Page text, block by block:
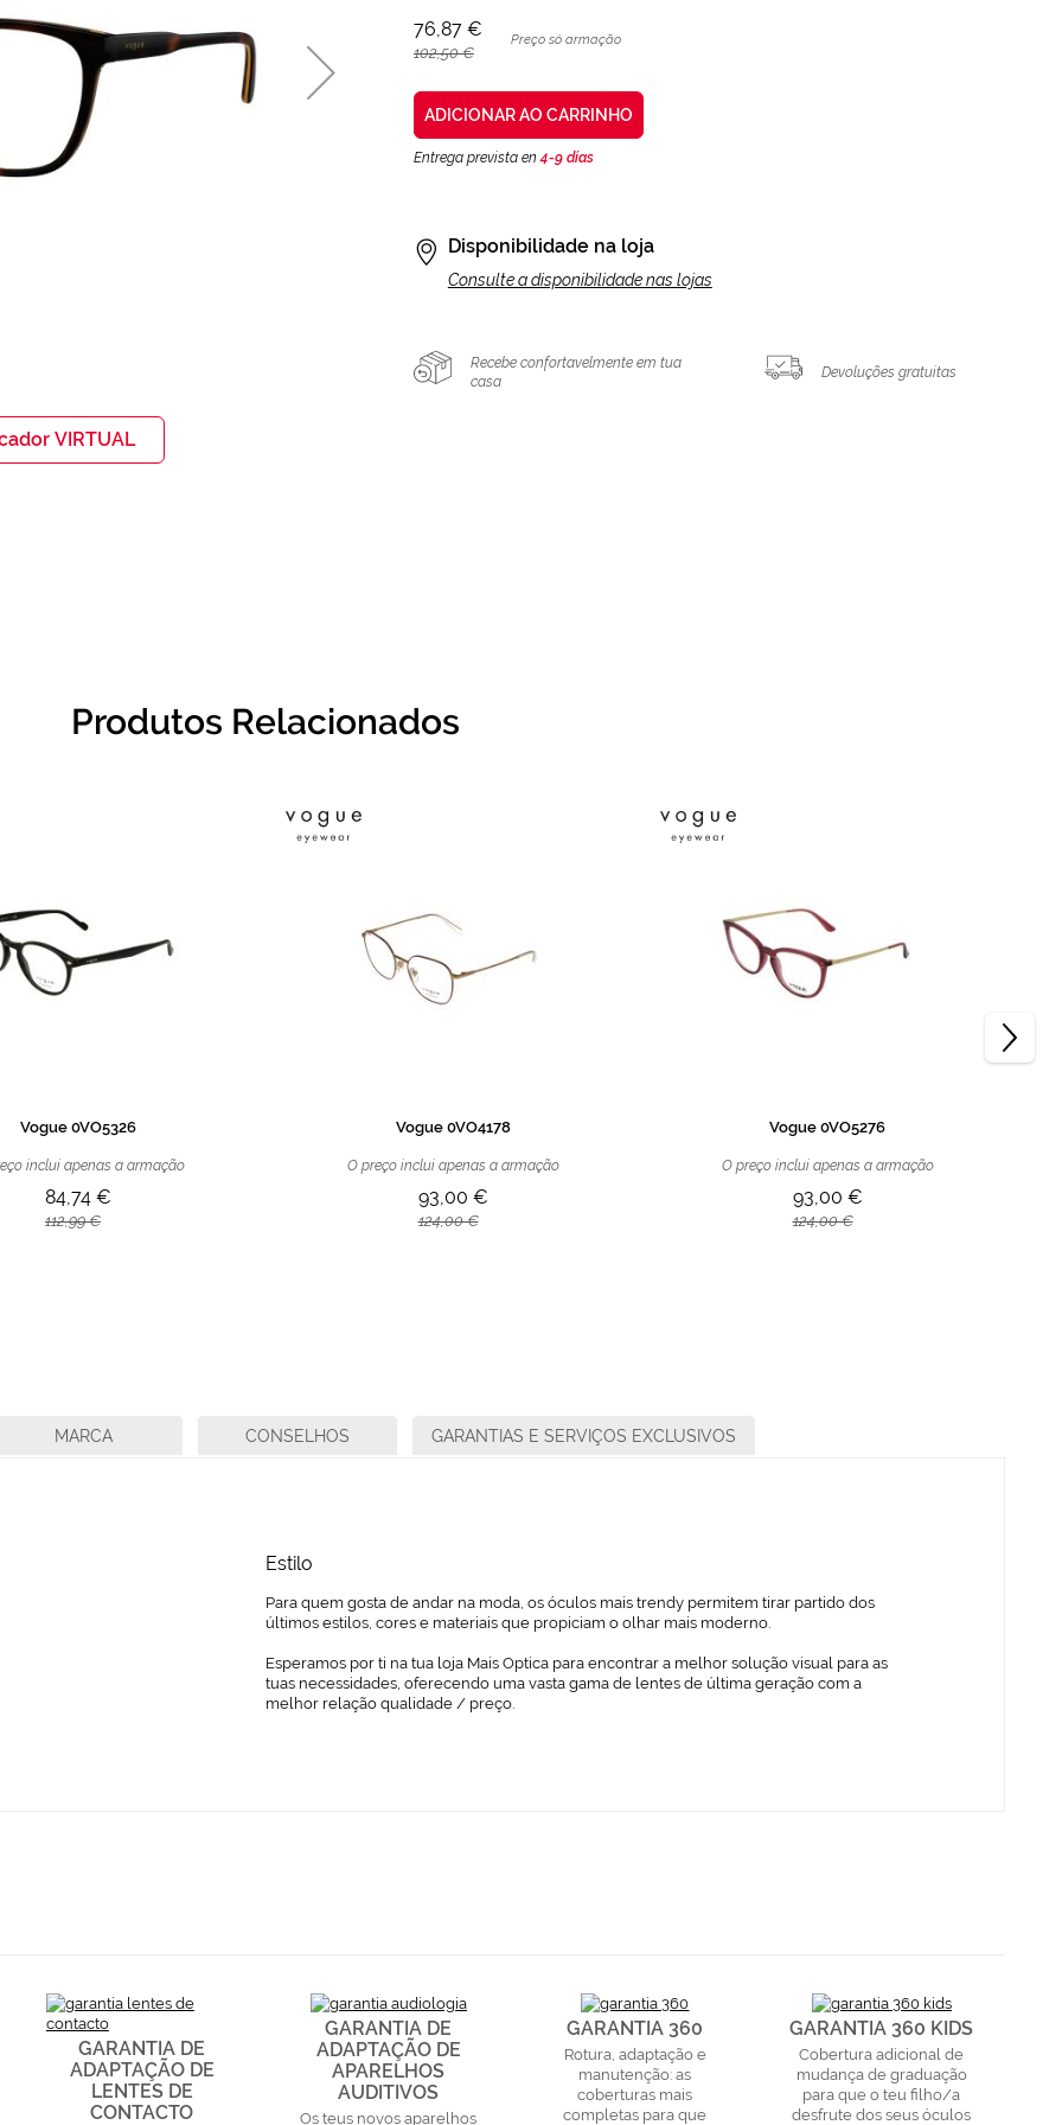
VIRTUAL
76,87 €
102,50 €
Preço só armação
ADICIONAR AO CARRINHO
Entrega prevista en4-9 días
Disponibilidade na loja
Consulte a disponibilidade nas lojas
Recebe confortavelmente em tua
casa
Devoluções gratuitas
Produtos Relacionados
Vogue 0VO5326
inclui apenas a armação
84,74 €
112,99 €
Vogue 0VO4178
O preço inclui apenas a armação
93,00 €
124,00 €
Vogue 0VO5276
O preço inclui apenas a armação
93,00 €
124,00 €
Estilo
Para quem gosta de andar na moda, os óculos mais trendy permitem tirar partido dos
últimos estilos, cores e materiais que propiciam o olhar mais moderno.
Esperamos por ti na tua loja Mais Optica para encontrar a melhor solução visual para as
tuas necessidades, oferecendo uma vasta gama de lentes de última geração com a
melhor relação qualidade / preço.
MARCA CONSELHOS GARANTIAS E SERVIÇOS EXCLUSIVOS
GARANTIA DE
ADAPTAÇÃO DE
LENTES DE
CONTACTO
GARANTIA DE
ADAPTAÇÃO DE
APARELHOS
AUDITIVOS
Os teus novos aparelhos
GARANTIA 360
Rotura, adaptação e
manutenção: as
coberturas mais
completas para que
GARANTIA 360 KIDS
Cobertura adicional de
mudança de graduação
para que o teu filho/a
desfrute dos seus óculos